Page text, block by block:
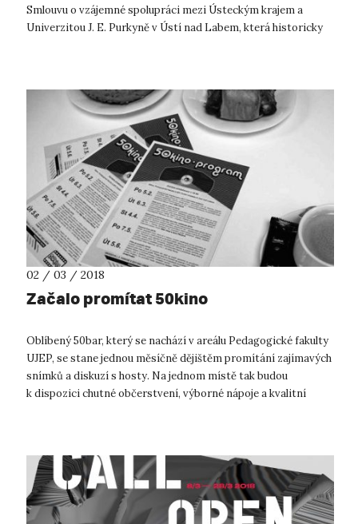
Smlouvu o vzájemné spolupráci mezi Ústeckým krajem a
Univerzitou J. E. Purkyně v Ústí nad Labem, která historicky
02 / 03 / 2018
Začalo promítat 50kino
Oblíbený 50bar, který se nachází v areálu Pedagogické fakulty
UJEP, se stane jednou měsíčně dějištěm promítání zajímavých
snímků a diskuzí s hosty. Na jednom místě tak budou
k dispozici chutné občerstvení, výborné nápoje a kvalitní